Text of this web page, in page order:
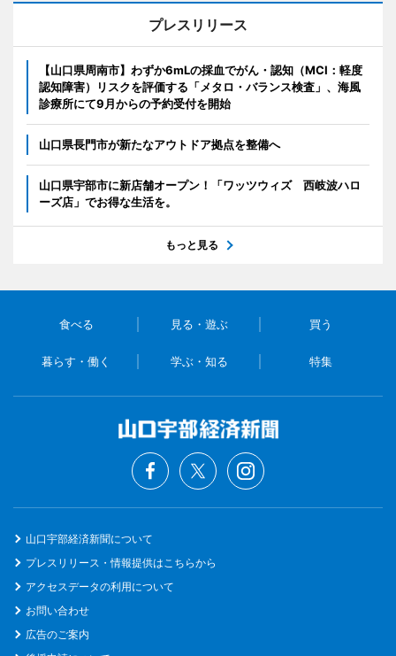
プレスリリース
【山口県周南市】わずか6mLの採血でがん・認知（MCI：軽度
認知障害）リスクを評価する「メタロ・バランス検査」、海風
診療所にて9月からの予約受付を開始
山口県長門市が新たなアウトドア拠点を整備へ
山口県宇部市に新店舗オープン！「ワッツウィズ 西岐波ハロ
ーズ店」でお得な生活を。
もっと見る
食べる 見る・遊ぶ 買う
暮らす・働く 学ぶ・知る 特集
山口宇部経済新聞について
プレスリリース・情報提供はこちらから
アクセスデータの利用について
お問い合わせ
広告のご案内